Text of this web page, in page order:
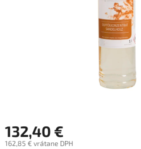
132,40 €
162,85 € vrátane DPH